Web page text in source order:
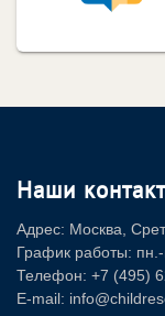
Наши
Адрес: Москва,
График работы:
Телефон: +7 (495)
E-mail: